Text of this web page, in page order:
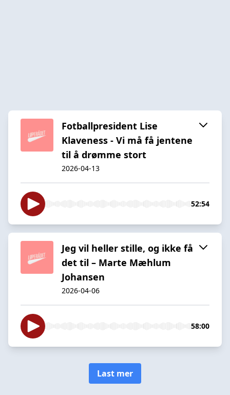
Fotballpresident Lise
Klaveness - Vi må få jentene
til å drømme stort
2026-04-13
52:54
Jeg vil heller stille, og ikke få
det til – Marte Mæhlum
Johansen
2026-04-06
58:00
Last mer